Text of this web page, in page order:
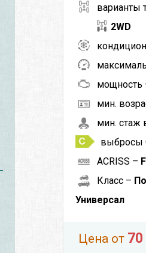
варианты
2WD
мощность
мин.
мин. стаж
выбросы
ACRISS –
Класс –
Универсал
Цена от 70